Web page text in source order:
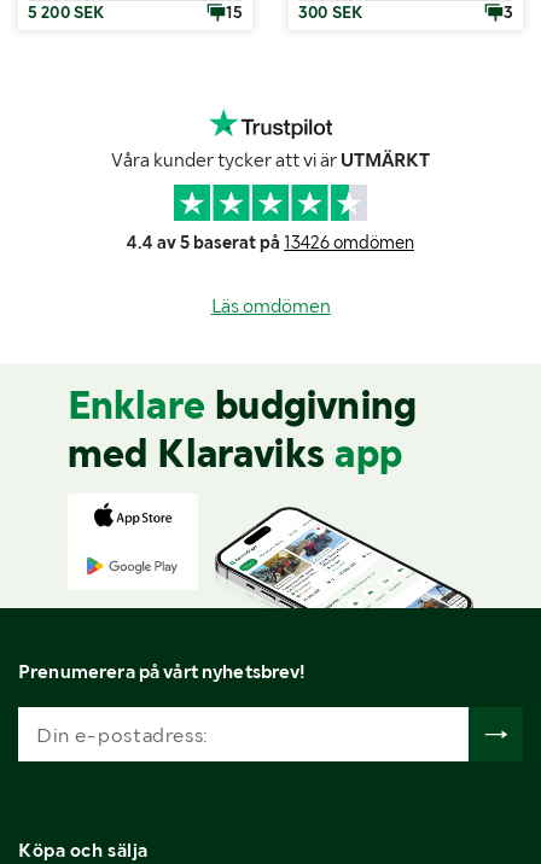
5 200 SEK
15
300 SEK
3
Våra kunder tycker att vi är UTMÄRKT
4.4 av 5 baserat på 13426 omdömen
Läs omdömen
Enklare budgivning
med Klaraviks app
Prenumerera på vårt nyhetsbrev!
Köpa och sälja